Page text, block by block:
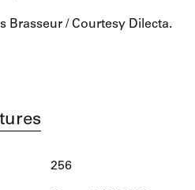
Brasseur / Courtesy Dilecta.
256